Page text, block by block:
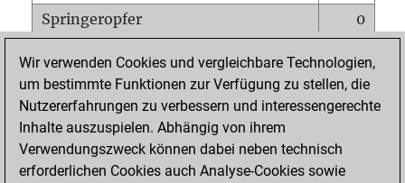
Springeropfer
0
Matt auf vollem Brett
0
Bauer setzt Matt
0
Erstickte Matts
Unterverwandlungen
Wir verwenden Cookies und vergleichbare Technologien,
um bestimmte Funktionen zur Verfügung zu stellen, die
Nutzererfahrungen zu verbessern und interessengerechte
Inhalte auszuspielen. Abhängig von ihrem
Verwendungszweck können dabei neben technisch
erforderlichen Cookies auch Analyse-Cookies sowie